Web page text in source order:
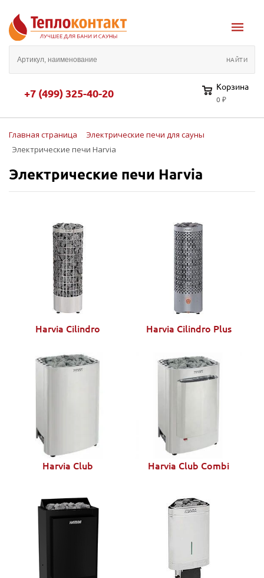
+7 (499) 325-40-20 Корзина
0 ₽
Главная страница
Электрические печи для сауны
Электрические печи Harvia
Электрические печи Harvia
Harvia Cilindro Harvia Cilindro Plus
Harvia Club Harvia Club Combi